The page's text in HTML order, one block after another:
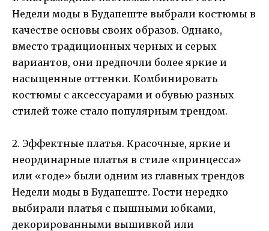
Недели моды в Будапеште выбрали костюмы в
качестве основы своих образов. Однако,
вместо традиционных черных и серых
вариантов, они предпочли более яркие и
насыщенные оттенки. Комбинировать
костюмы с аксессуарами и обувью разных
стилей тоже стало популярным трендом.
2. Эффектные платья. Красочные, яркие и
неординарные платья в стиле «принцесса»
или «годе» были одним из главных трендов
Недели моды в Будапеште. Гости нередко
выбирали платья с пышными юбками,
декорированными вышивкой или